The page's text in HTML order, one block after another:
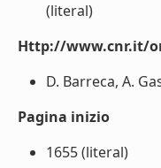
(literal)
Http://www.cnr.it/
D. Barreca, A.
Pagina inizio
1655 (literal)